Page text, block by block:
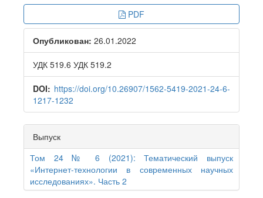
Article
Sidebar
PDF
Опубликован: 26.01.2022
УДК 519.6 УДК 519.2
DOI: https://doi.org/10.26907/1562-5419-2021-24-6-
1217-1232
Выпуск
Том 24 № 6 (2021): Тематический выпуск
«Интернет-технологии в современных научных
исследованиях». Часть 2